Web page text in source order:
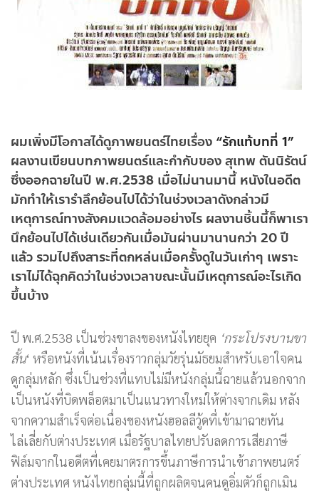
ผมเพิ่งมีโอกาสได้ดูภาพยนตร์ไทยเรื่อง “รักแท้บทที่ 1”
ผลงานเขียนบทภาพยนตร์และกำกับของ สุเทพ ตันนิรัตน์
ซึ่งออกฉายในปี พ.ศ.2538 เมื่อไม่นานมานี้ หนังในอดีต
มักทำให้เรารำลึกย้อนไปได้ว่าในช่วงเวลาดังกล่าวมี
เหตุการณ์ทางสังคมแวดล้อมอย่างไร ผลงานชิ้นนี้ก็พาเรา
นึกย้อนไปได้เช่นเดียวกันเมื่อมันผ่านมานานกว่า 20 ปี
แล้ว รวมไปถึงสาระที่ตกหล่นเมื่อครั้งดูในวันเก่าๆ เพราะ
เราไม่ได้ฉุกคิดว่าในช่วงเวลาขณะนั้นมีเหตุการณ์อะไรเกิด
ขึ้นบ้าง
ปี พ.ศ.2538 เป็นช่วงขาลงของหนังไทยยุค ‘กระโปรงบานขา
สั้น‘ หรือหนังที่เน้นเรื่องราวกลุ่มวัยรุ่นมัธยมสำหรับเอาใจคน
ดูกลุ่มหลัก ซึ่งเป็นช่วงที่แทบไม่มีหนังกลุ่มนี้ฉายแล้วนอกจาก
เป็นหนังที่บิดพล็อตมาเป็นแนวทางใหม่ให้ต่างจากเดิม หลัง
จากความสำเร็จต่อเนื่องของหนังฮอลลีวู้ดที่เข้ามาฉายทัน
ไล่เลี่ยกับต่างประเทศ เมื่อรัฐบาลไทยปรับลดการเสียภาษี
ฟิล์มจากในอดีตที่เคยมาตรการขึ้นภาษีการนำเข้าภาพยนตร์
ต่างประเทศ หนังไทยกลุ่มนี้ที่ถูกผลิตจนคนดูอิ่มตัวก็ถูกเมิน